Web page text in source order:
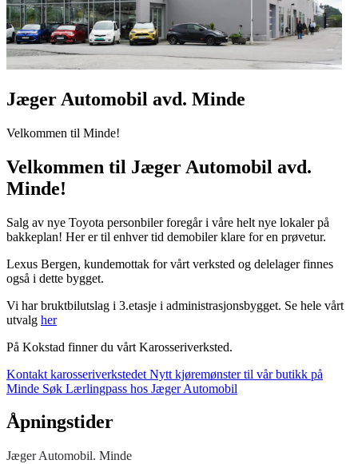
Jæger Automobil avd. Minde
Velkommen til Minde!
Velkommen til Jæger Automobil avd.
Minde!
Salg av nye Toyota personbiler foregår i våre helt nye lokaler på
bakkeplan! Her er til enhver tid demobiler klare for en prøvetur.
Lexus Bergen, kundemottak for vårt verksted og delelager finnes
også i dette bygget.
Vi har bruktbilutslag i 3.etasje i administrasjonsbygget. Se hele vårt
utvalg her
På Kokstad finner du vårt Karosseriverksted.
Kontakt karosseriverkstedet Nytt kjøremønster til vår butikk på
Minde Søk Lærlingpass hos Jæger Automobil
Åpningstider
Jæger Automobil. Minde